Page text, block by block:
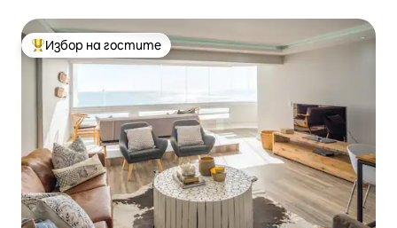
Най-популярен избор на гостите
Избор на гостите